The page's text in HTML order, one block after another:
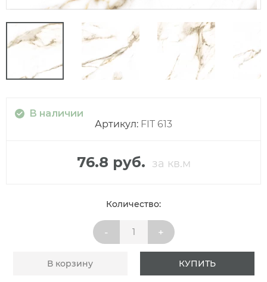
В наличии
Артикул: FIT 613
76.8 руб. за кв.м
Количество:
- +
В корзину КУПИТЬ